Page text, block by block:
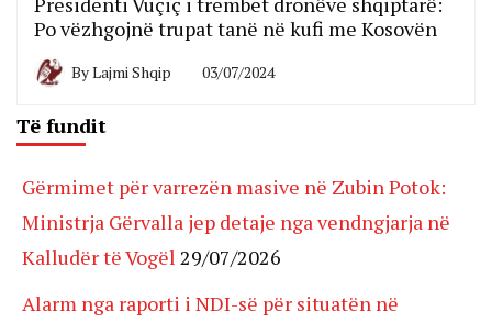
Po vëzhgojnë trupat tanë në kufi me Kosovën
ByLajmi Shqip 03/07/2024
Të fundit
Gërmimet për varrezën masive në Zubin Potok:
Ministrja Gërvalla jep detaje nga vendngjarja në
Kalludër të Vogël 29/07/2026
Alarm nga raporti i NDI-së për situatën në